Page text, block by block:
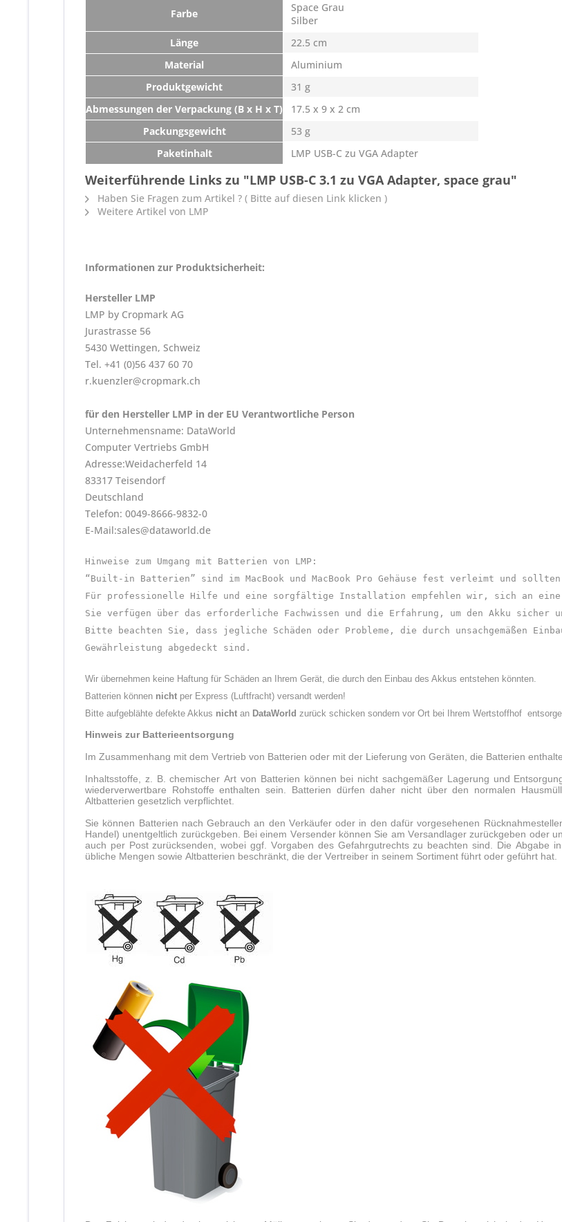
Farbe
Space Grau
Silber
Länge
22.5 cm
Material
Aluminium
Produktgewicht
31 g
Abmessungen der Verpackung (B x H x T)
17.5 x 9 x 2 cm
Packungsgewicht
53 g
Paketinhalt
LMP USB-C zu VGA Adapter
Weiterführende Links zu "LMP USB-C 3.1 zu VGA Adapter, space grau"
Haben Sie Fragen zum Artikel ? ( Bitte auf diesen Link klicken )
Weitere Artikel von LMP
Informationen zur Produktsicherheit:
Hersteller LMP
LMP by Cropmark AG
Jurastrasse 56
5430 Wettingen, Schweiz
Tel. +41 (0)56 437 60 70
r.kuenzler@cropmark.ch
für den Hersteller LMP in der EU Verantwortliche Person
Unternehmensname: DataWorld
Computer Vertriebs GmbH
Adresse:Weidacherfeld 14
83317 Teisendorf
Deutschland
Telefon: 0049-8666-9832-0
E-Mail:sales@dataworld.de
Hinweise zum Umgang mit Batterien von LMP:
“Built-in Batterien” sind im MacBook und MacBook Pro Gehäuse fest verleimt und sollten
Für professionelle Hilfe und eine sorgfältige Installation empfehlen wir, sich an eine
Sie verfügen über das erforderliche Fachwissen und die Erfahrung, um den Akku sicher
Bitte beachten Sie, dass jegliche Schäden oder Probleme, die durch unsachgemäßen
Gewährleistung abgedeckt sind.
Wir übernehmen keine Haftung für Schäden an Ihrem Gerät, die durch den Einbau des Akkus entstehen könnten.
Batterien können nicht per Express (Luftfracht) versandt werden!
Bitte aufgeblähte defekte Akkus nicht an DataWorld zurück schicken sondern vor Ort bei Ihrem Wertstoffhof
Hinweis zur Batterieentsorgung
Im Zusammenhang mit dem Vertrieb von Batterien oder mit der Lieferung von Geräten, die Batterien
Inhaltsstoffe, z. B. chemischer Art von Batterien können bei nicht sachgemäßer Lagerung und
wiederverwertbare Rohstoffe enthalten sein. Batterien dürfen daher nicht über den normalen
Altbatterien gesetzlich verpflichtet.
Sie können Batterien nach Gebrauch an den Verkäufer oder in den dafür vorgesehenen
Handel) unentgeltlich zurückgeben. Bei einem Versender können Sie am Versandlager zurückgeben oder
auch per Post zurücksenden, wobei ggf. Vorgaben des Gefahrgutrechts zu beachten sind. Die Abgabe
übliche Mengen sowie Altbatterien beschränkt, die der Vertreiber in seinem Sortiment führt oder geführt hat.